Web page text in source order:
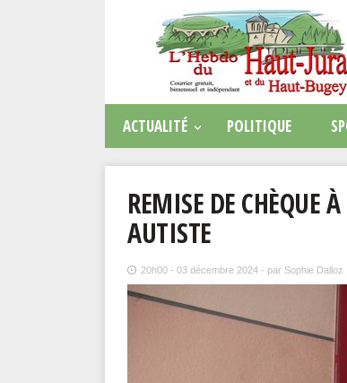
ACTUALITÉ POLITIQUE
REMISE DE CHÈQUE
AUTISTE
20h00 - 03 décembre 2024 - par Sophie Dalloz